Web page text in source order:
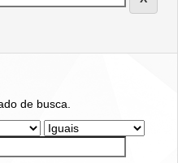
de busca.